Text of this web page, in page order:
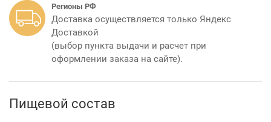
Регионы РФ
Доставка осуществляется только Яндекс
Доставкой
(выбор пункта выдачи и расчет при
оформлении заказа на сайте).
Пищевой состав